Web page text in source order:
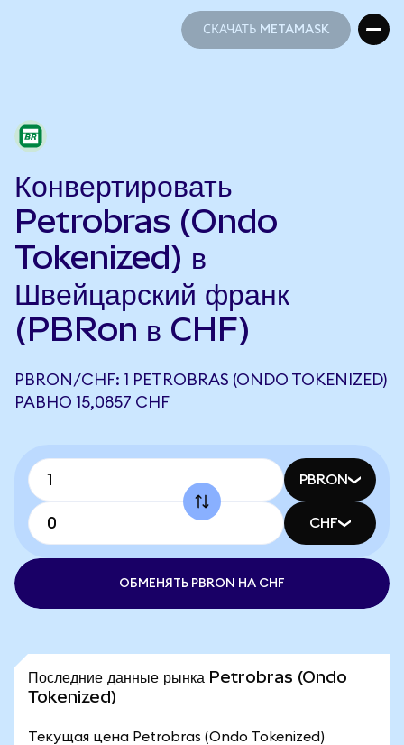
СКАЧАТЬ METAMASK
Конвертировать
Petrobras (Ondo
Tokenized) в
Швейцарский франк
(PBRon в CHF)
PBRON/CHF: 1 PETROBRAS (ONDO TOKENIZED)
РАВНО 15,0857 CHF
PBRON
CHF
ОБМЕНЯТЬ PBRON НА CHF
Последние данные рынка Petrobras (Ondo
Tokenized)
Текущая цена Petrobras (Ondo Tokenized)